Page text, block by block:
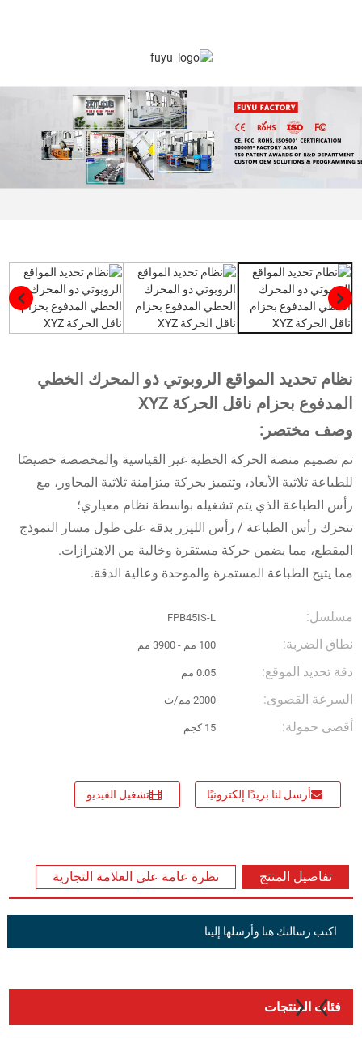
نظام تحديد المواقع الروبوتي ذو المحرك الخطي
المدفوع بحزام ناقل الحركة XYZ
وصف مختصر:
تم تصميم منصة الحركة الخطية غير القياسية والمخصصة خصيصًا
للطباعة ثلاثية الأبعاد، وتتميز بحركة متزامنة ثلاثية المحاور، مع
رأس الطباعة الذي يتم تشغيله بواسطة نظام معياري؛
تتحرك رأس الطباعة / رأس الليزر بدقة على طول مسار النموذج
المقطع، مما يضمن حركة مستقرة وخالية من الاهتزازات.
مما يتيح الطباعة المستمرة والموحدة وعالية الدقة.
مسلسل: FPB45IS-L
نطاق الضربة: 100 مم - 3900 مم
دقة تحديد الموقع: 0.05 مم
السرعة القصوى: 2000 مم/ث
أقصى حمولة: 15 كجم
أرسل لنا بريدًا إلكترونيًا تشغيل الفيديو
تفاصيل المنتج نظرة عامة على العلامة التجارية
اكتب رسالتك هنا وأرسلها إلينا
فئات المنتجات